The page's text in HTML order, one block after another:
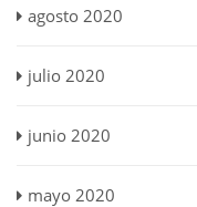
agosto 2020
julio 2020
junio 2020
mayo 2020